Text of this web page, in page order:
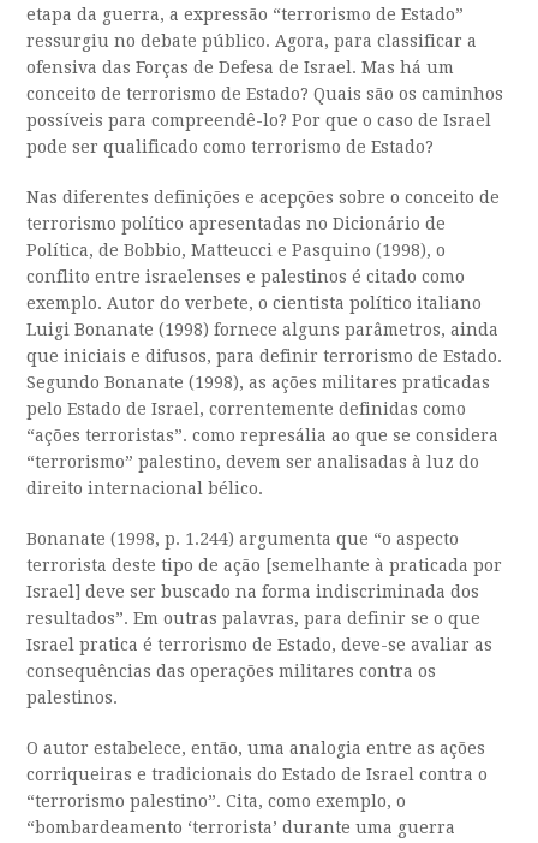
etapa da guerra, a expressão “terrorismo de Estado”
ressurgiu no debate público. Agora, para classificar a
ofensiva das Forças de Defesa de Israel. Mas há um
conceito de terrorismo de Estado? Quais são os caminhos
possíveis para compreendê-lo? Por que o caso de Israel
pode ser qualificado como terrorismo de Estado?
Nas diferentes definições e acepções sobre o conceito de
terrorismo político apresentadas no Dicionário de
Política, de Bobbio, Matteucci e Pasquino (1998), o
conflito entre israelenses e palestinos é citado como
exemplo. Autor do verbete, o cientista político italiano
Luigi Bonanate (1998) fornece alguns parâmetros, ainda
que iniciais e difusos, para definir terrorismo de Estado.
Segundo Bonanate (1998), as ações militares praticadas
pelo Estado de Israel, correntemente definidas como
“ações terroristas”. como represália ao que se considera
“terrorismo” palestino, devem ser analisadas à luz do
direito internacional bélico.
Bonanate (1998, p. 1.244) argumenta que “o aspecto
terrorista deste tipo de ação [semelhante à praticada por
Israel] deve ser buscado na forma indiscriminada dos
resultados”. Em outras palavras, para definir se o que
Israel pratica é terrorismo de Estado, deve-se avaliar as
consequências das operações militares contra os
palestinos.
O autor estabelece, então, uma analogia entre as ações
corriqueiras e tradicionais do Estado de Israel contra o
“terrorismo palestino”. Cita, como exemplo, o
“bombardeamento ‘terrorista’ durante uma guerra